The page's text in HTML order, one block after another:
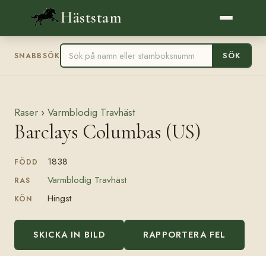
Häststam
SNABBSÖK SÖK
Raser › Varmblodig Travhäst
Barclays Columbas (US)
FÖDD 1838
RAS Varmblodig Travhäst
KÖN Hingst
SKICKA IN BILD RAPPORTERA FEL